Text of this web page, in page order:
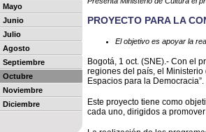
Mayo
Junio
Julio
Agosto
Septiembre
Octubre
Noviembre
Diciembre
PROYECTO PARA LA
El objetivo es apoyar la
Bogotá, 1 oct. (SNE).- Con el
regiones del país, el
Espacios para la Democracia”.
Este proyecto tiene como
cada uno, dirigidos a